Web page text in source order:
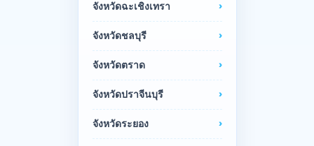
จังหวัดฉะเชิงเทรา
จังหวัดชลบุรี
จังหวัดตราด
จังหวัดปราจีนบุรี
จังหวัดระยอง